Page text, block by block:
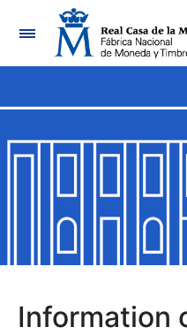
Navigation
Show/Hide
Show/Hide
Show/Hide
Information